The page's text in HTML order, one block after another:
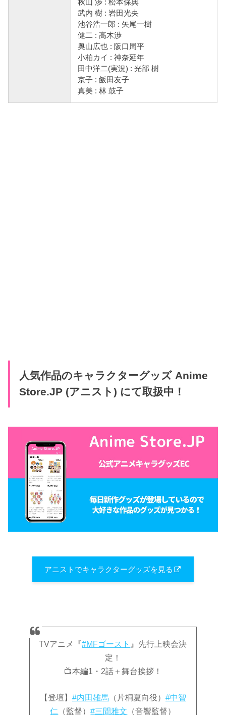
秋山 渉 : 松本保典
武内 樹 : 岩田光央
池谷浩一郎 : 矢尾一樹
健二 : 高木渉
奥山広也 : 阪口周平
小柏カイ : 神奈延年
田中洋二(実況) : 光部 樹
京子 : 飯田友子
真美 : 林 鼓子
人気作品のキャラクターグッズ Anime
Store.JP (アニスト) にて取扱中！
アニストでキャラクターグッズを見る
TVアニメ『#MFゴースト 』先行上映会決
定！
📺本編1・2話＋舞台挨拶！
【登壇】 #内田雄馬（片桐夏向役） #中智
仁 （監督）#三間雅文 （音響監督）